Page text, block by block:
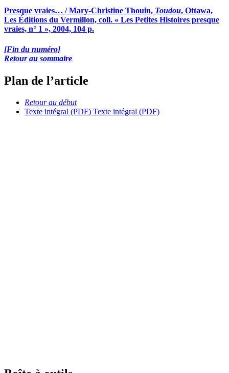
Presque vraies… / Mary-Christine Thouin, Toudou, Ottawa,
Les Éditions du Vermillon, coll. « Les Petites Histoires presque
vraies, n° 1 », 2004, 104 p.
[Fin du numéro]
Retour au sommaire
Plan de l’article
Retour au début
Texte intégral (PDF) Texte intégral (PDF)